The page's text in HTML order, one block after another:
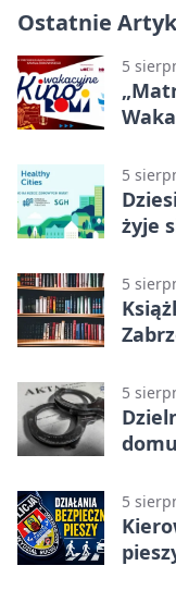
Ostatnie
5
5
żyje
5
5
5